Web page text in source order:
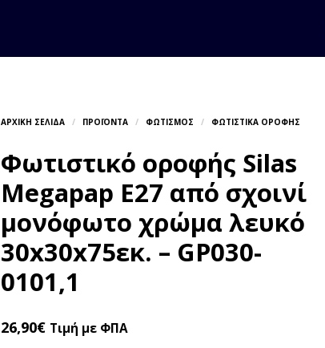
Φωτιστικό οροφής Silas
Megapap E27 από σχοινί
μονόφωτο χρώμα λευκό
30x30x75εκ. – GP030-
0101,1
26,90€ Τιμή με ΦΠΑ